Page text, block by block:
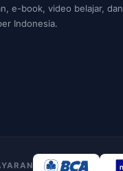
e-book, video belajar, dan
Indonesia.